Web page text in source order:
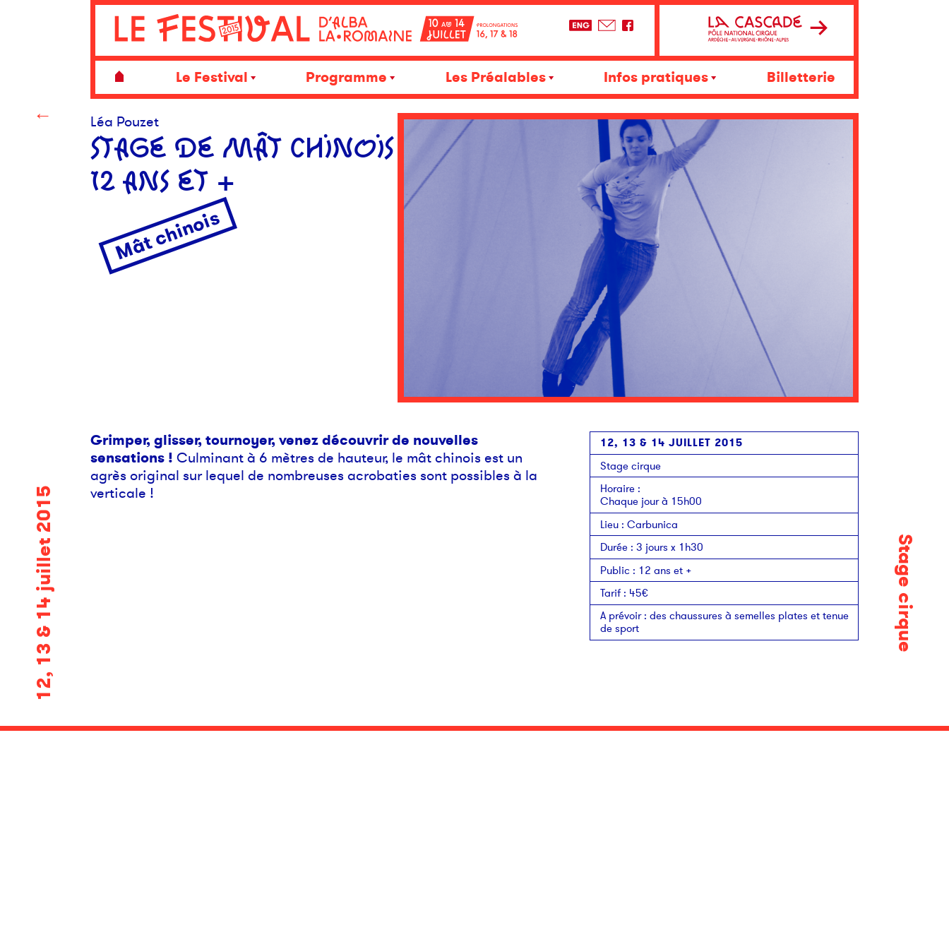
Le Festival Programme Les Préalables Infos pratiques Billetterie
12, 13 & 14 juillet 2015 Stage cirque
← Léa Pouzet
STAGE DE MÂT CHINOIS
12 ANS ET +
Mât chinois
Grimper, glisser, tournoyer, venez découvrir de nouvelles
sensations ! Culminant à 6 mètres de hauteur, le mât chinois est un
agrès original sur lequel de nombreuses acrobaties sont possibles à la
verticale !
12, 13 & 14 JUILLET 2015
Stage cirque
Horaire:
Chaque jour à 15h00
Lieu: Carbunica
Durée: 3 jours x 1h30
Public: 12 ans et +
Tarif: 45€
A prévoir: des chaussures à semelles plates et tenue
de sport